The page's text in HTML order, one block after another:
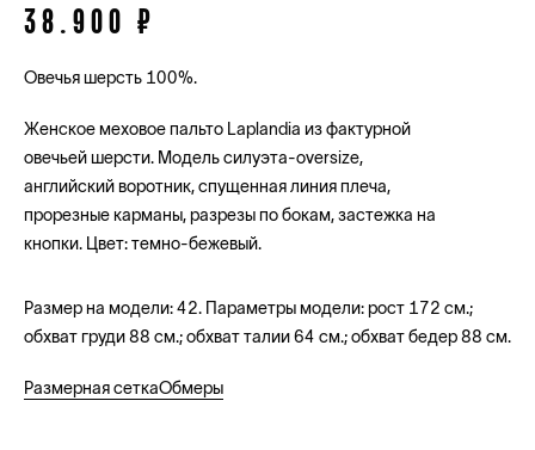
38.900 ₽
Овечья шерсть 100%.
Женское меховое пальто Laplandia из фактурной
овечьей шерсти. Модель силуэта-oversize,
английский воротник, спущенная линия плеча,
прорезные карманы, разрезы по бокам, застежка на
кнопки. Цвет: темно-бежевый.
Размер на модели: 42. Параметры модели: рост 172 см.;
обхват груди 88 см.; обхват талии 64 см.; обхват бедер 88 см.
Размерная сеткаОбмеры